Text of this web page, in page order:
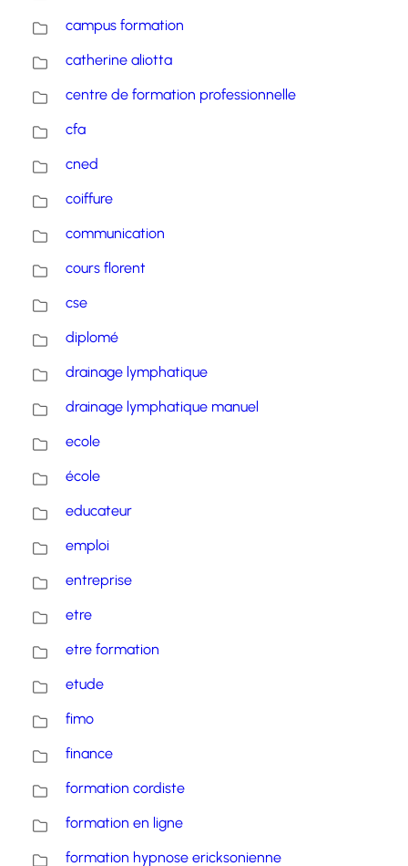
campus formation
catherine aliotta
centre de formation professionnelle
cfa
cned
coiffure
communication
cours florent
cse
diplomé
drainage lymphatique
drainage lymphatique manuel
ecole
école
educateur
emploi
entreprise
etre
etre formation
etude
fimo
finance
formation cordiste
formation en ligne
formation hypnose ericksonienne